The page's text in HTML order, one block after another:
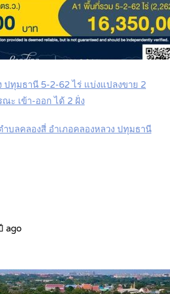
ปทุมธานี 5-2-62 ไร่ แบ่งแปลงขาย 2
ะ เข้า-ออก ได้ 2 ฝั่ง
บลคลองสี่ อำเภอคลองหลวง ปทุมธานี
ago